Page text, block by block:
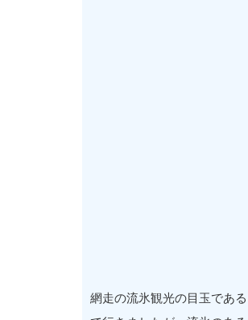
網走の流氷観光の目玉であ